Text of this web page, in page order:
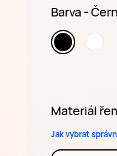
Barva -
Materiál
Jak vybrat